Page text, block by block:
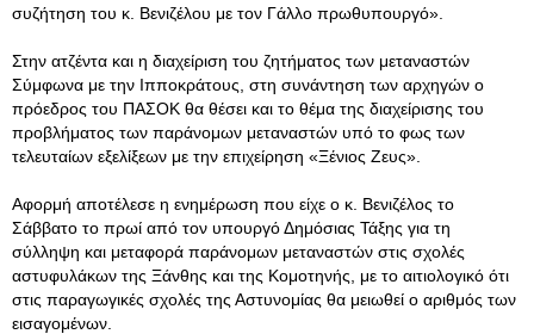
συζήτηση του κ. Βενιζέλου με τον Γάλλο πρωθυπουργό».
Στην ατζέντα και η διαχείριση του ζητήματος των μεταναστών
Σύμφωνα με την Ιπποκράτους, στη συνάντηση των αρχηγών ο
πρόεδρος του ΠΑΣΟΚ θα θέσει και το θέμα της διαχείρισης του
προβλήματος των παράνομων μεταναστών υπό το φως των
τελευταίων εξελίξεων με την επιχείρηση «Ξένιος Ζευς».
Αφορμή αποτέλεσε η ενημέρωση που είχε ο κ. Βενιζέλος το
Σάββατο το πρωί από τον υπουργό Δημόσιας Τάξης για τη
σύλληψη και μεταφορά παράνομων μεταναστών στις σχολές
αστυφυλάκων της Ξάνθης και της Κομοτηνής, με το αιτιολογικό ότι
στις παραγωγικές σχολές της Αστυνομίας θα μειωθεί ο αριθμός των
εισαγομένων.